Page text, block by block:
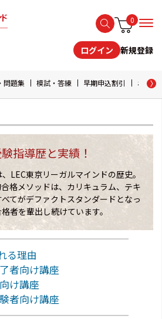
0
ログイン 新規登録
問題集 模試・答練 早期申込割引 おため
指導歴と実績！
LEC東京リーガルマインドの歴史。
格メソッドは、カリキュラム、テキ
てがデファクトスタンダードとなっ
者を輩出し続けています。
る理由
者向け講座
け講座
者向け講座